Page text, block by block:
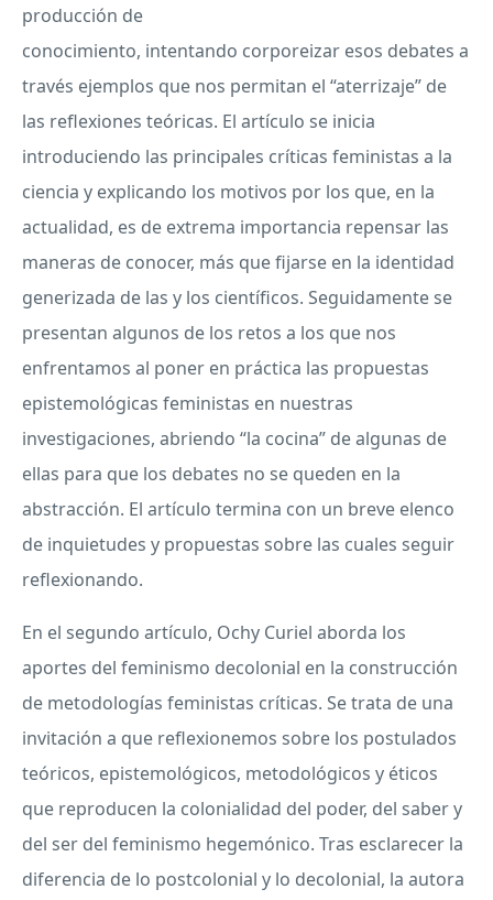
producción de
conocimiento, intentando corporeizar esos debates a
través ejemplos que nos permitan el “aterrizaje” de
las reflexiones teóricas. El artículo se inicia
introduciendo las principales críticas feministas a la
ciencia y explicando los motivos por los que, en la
actualidad, es de extrema importancia repensar las
maneras de conocer, más que fijarse en la identidad
generizada de las y los científicos. Seguidamente se
presentan algunos de los retos a los que nos
enfrentamos al poner en práctica las propuestas
epistemológicas feministas en nuestras
investigaciones, abriendo “la cocina” de algunas de
ellas para que los debates no se queden en la
abstracción. El artículo termina con un breve elenco
de inquietudes y propuestas sobre las cuales seguir
reflexionando.
En el segundo artículo, Ochy Curiel aborda los
aportes del feminismo decolonial en la construcción
de metodologías feministas críticas. Se trata de una
invitación a que reflexionemos sobre los postulados
teóricos, epistemológicos, metodológicos y éticos
que reproducen la colonialidad del poder, del saber y
del ser del feminismo hegemónico. Tras esclarecer la
diferencia de lo postcolonial y lo decolonial, la autora